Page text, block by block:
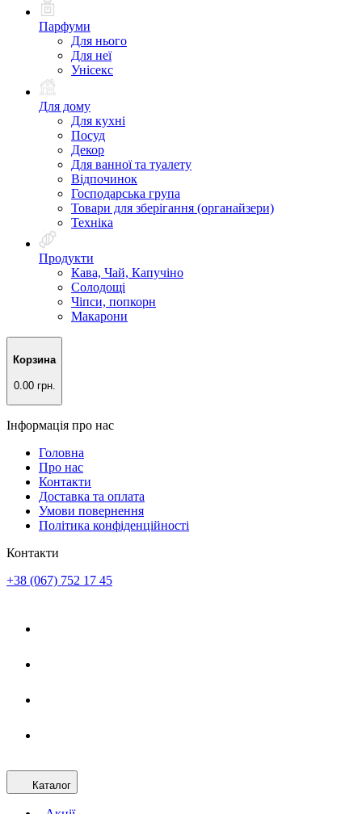
Парфуми
Для нього
Для неї
Унісекс
Для дому
Для кухні
Посуд
Декор
Для ванної та туалету
Відпочинок
Господарська група
Товари для зберігання (органайзери)
Техніка
Продукти
Кава, Чай, Капучіно
Солодощі
Чіпси, попкорн
Макарони
Корзина
0.00 грн.
Інформація про нас
Головна
Про нас
Контакти
Доставка та оплата
Умови повернення
Політика конфіденційності
Контакти
+38 (067) 752 17 45
Каталог